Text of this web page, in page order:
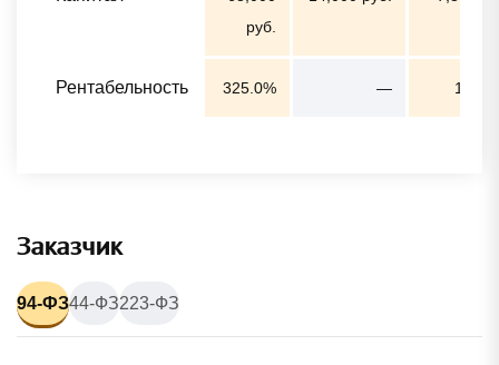
руб.
Рентабельность 325.0% —
Заказчик
94-ФЗ44-ФЗ223-ФЗ